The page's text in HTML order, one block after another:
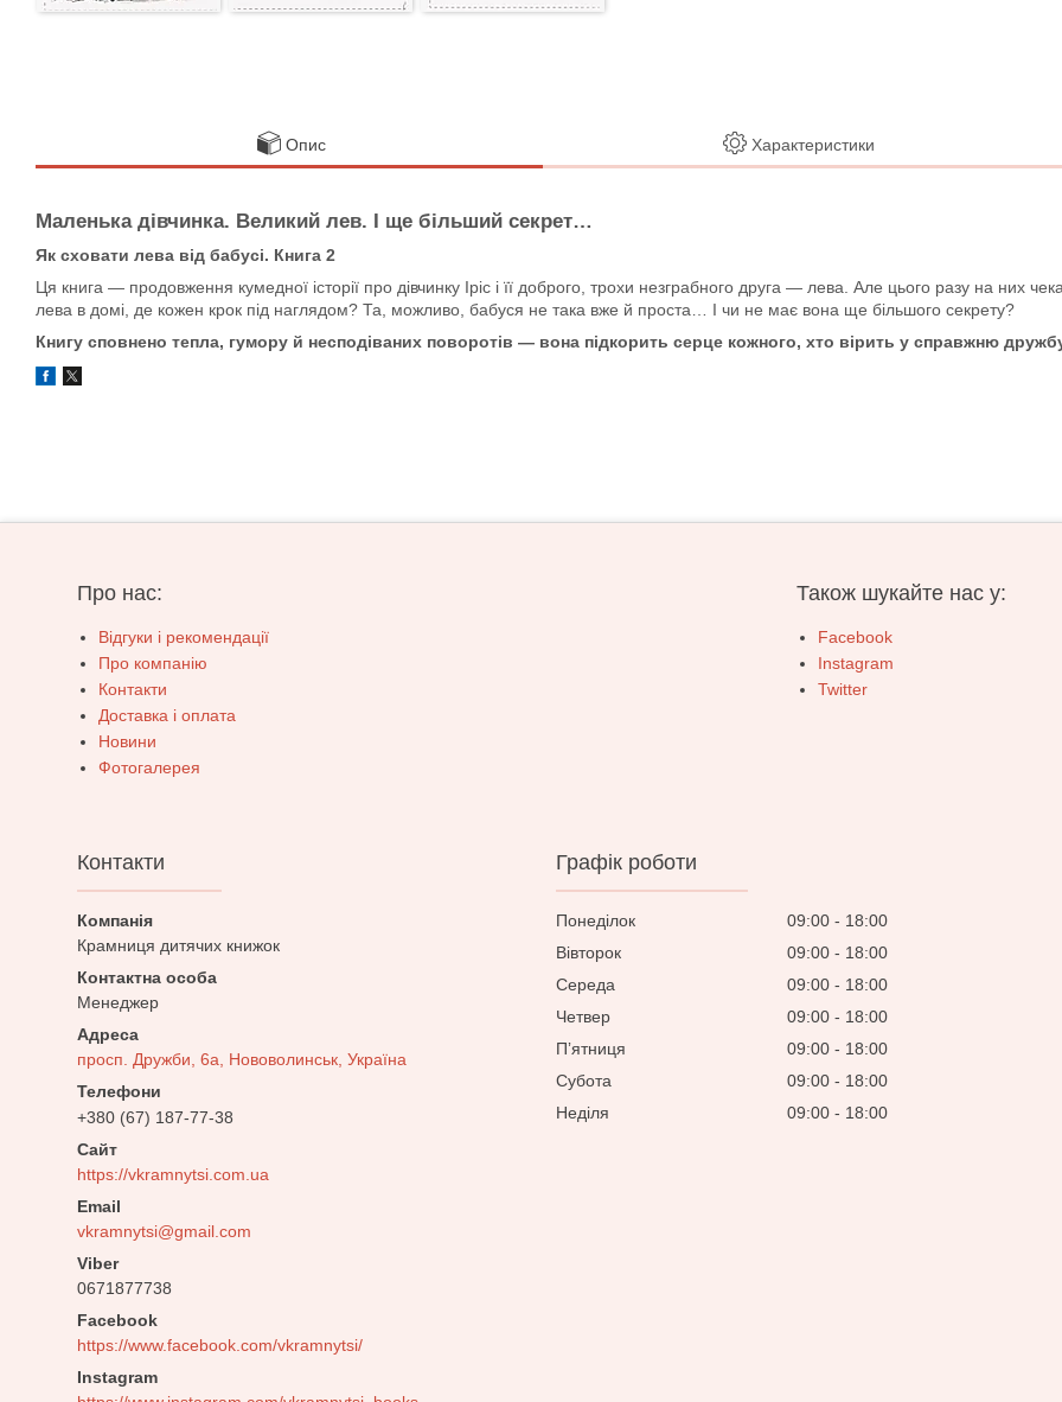
Опис Характеристики
Маленька дівчинка. Великий лев. І ще більший секрет…
Як сховати лева від бабусі. Книга 2
Ця книга — продовження кумедної історії про дівчинку Іріс і її доброго, трохи незграбного друга — лева. Але цього разу на них
лева в домі, де кожен крок під наглядом? Та, можливо, бабуся не така вже й проста… І чи не має вона ще більшого секрету?
Книгу сповнено тепла, гумору й несподіваних поворотів — вона підкорить серце кожного, хто вірить у справжню
Про нас:
Відгуки і рекомендації
Про компанію
Контакти
Доставка і оплата
Новини
Фотогалерея
Також шукайте нас у:
Facebook
Instagram
Twitter
Контакти
Крамниця дитячих книжок
Менеджер
просп. Дружби, 6а, Нововолинськ, Україна
+380 (67) 187-77-38
https://vkramnytsi.com.ua
vkramnytsi@gmail.com
0671877738
Facebook
https://www.facebook.com/vkramnytsi/
Instagram
Графік роботи
Понеділок 09:00
18:00
Вівторок
09:00
18:00
Середа
09:00
18:00
Четвер
09:00
18:00
Пʼятниця
09:00
18:00
Субота
09:00
18:00
Неділя
09:00 18:00